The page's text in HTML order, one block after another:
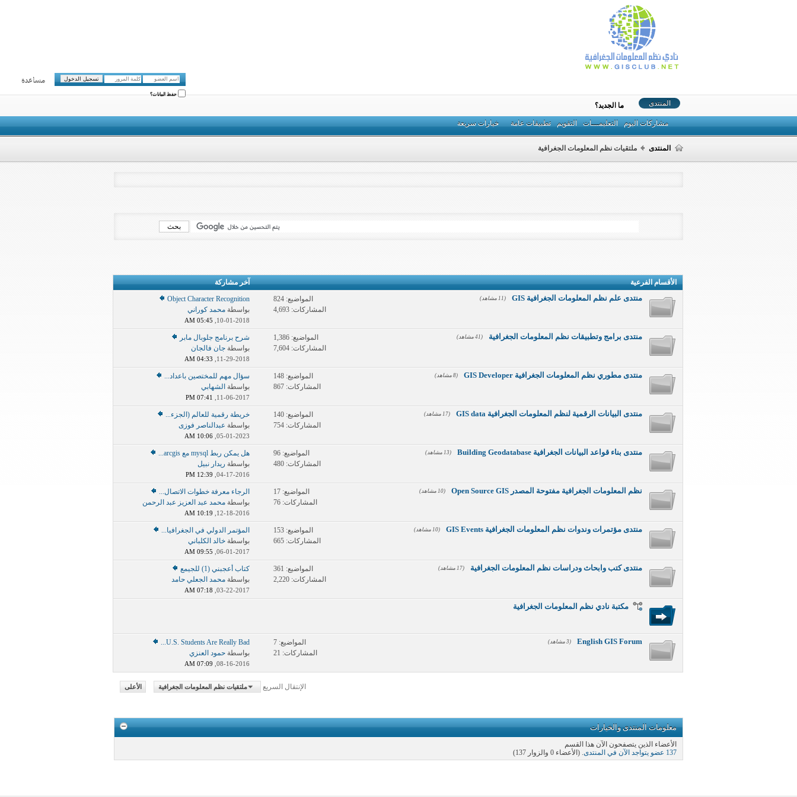
مساعدة
حفظ البيانات؟
المنتدى
مشاركات اليوم التعليمـــات التقويم تطبيقات عامة خيارات سريعة
ما الجديد؟
المنتدى ملتقيات نظم المعلومات الجغرافية
الأقسام الفرعية آخر مشاركة
منتدى علم نظم المعلومات الجغرافية GIS (11 مشاهد)
المواضيع: 824
المشاركات: 4,693
Object Character Recognition
بواسطة محمد كوراني
10-01-2018,
05:45 AM
منتدى برامج وتطبيقات نظم المعلومات الجغرافية (41 مشاهد)
المواضيع: 1,386
المشاركات: 7,604
شرح برنامج جلوبال مابر
بواسطة جان فالجان
11-29-2018,
04:33 AM
منتدى مطوري نظم المعلومات الجغرافية GIS Developer (8 مشاهد)
المواضيع: 148
المشاركات: 867
سؤال مهم للمختصين باعداد...
بواسطة الشهابي
11-06-2017,
07:41 PM
منتدى البيانات الرقمية لنظم المعلومات الجغرافية GIS data (17 مشاهد)
المواضيع: 140
المشاركات: 754
خريطة رقمية للعالم (الجزء...
بواسطة عبدالناصر فوزى
05-01-2023,
10:06 AM
منتدى بناء قواعد البيانات الجغرافية Building Geodatabase (13 مشاهد)
المواضيع: 96
المشاركات: 480
هل يمكن ربط mysql مع arcgis...
بواسطة ريدار نبيل
04-17-2016,
12:39 PM
نظم المعلومات الجغرافية مفتوحة المصدر Open Source GIS (10 مشاهد)
المواضيع: 17
المشاركات: 76
الرجاء معرفة خطوات الاتصال...
بواسطة محمد عبد العزيز عبد الرحمن
12-18-2016,
10:19 AM
منتدى مؤتمرات وندوات نظم المعلومات الجغرافية GIS Events (10 مشاهد)
المواضيع: 153
المشاركات: 665
المؤتمر الدولي في الجغرافيا...
بواسطة خالد الكلباني
06-01-2017,
09:55 AM
منتدى كتب وابحاث ودراسات نظم المعلومات الجغرافية (17 مشاهد)
المواضيع: 361
المشاركات: 2,220
كتاب أعجبني (1) للجيمع
بواسطة محمد الجعلي حامد
03-22-2017,
07:18 AM
مكتبة نادي نظم المعلومات الجغرافية
English GIS Forum (3 مشاهد)
المواضيع: 7
المشاركات: 21
U.S. Students Are Really Bad...
بواسطة حمود العنزي
08-16-2016,
07:09 AM
الإنتقال السريع ملتقيات نظم المعلومات الجغرافية الأعلى
معلومات المنتدى والخيارات
الأعضاء الذين يتصفحون الآن هذا القسم
137 عضو يتواجد الآن في المنتدى
. (الأعضاء 0 والزوار 137)